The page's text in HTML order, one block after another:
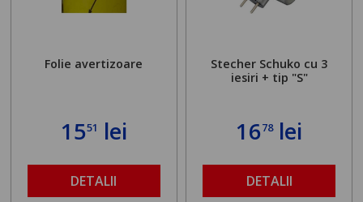
Folie avertizoare
1551 lei
DETALII
Stecher Schuko cu 3
iesiri + tip "S"
1678lei
DETALII